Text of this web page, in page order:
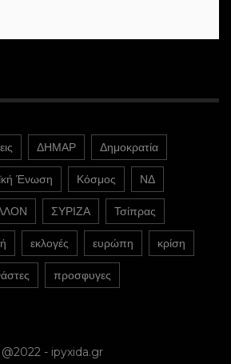
ΔΗΜΑΡ Δημοκρατία
Ένωση Κόσμος ΝΔ
ΣΥΡΙΖΑ Τσίπρας
εκλογές ευρώπη κρίση
προσφυγες
@2022 - ipyxida.gr